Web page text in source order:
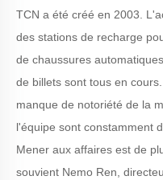
TCN a été créé en 2003.
des stations de recharge
de chaussures
de billets sont tous en
manque de notoriété de la
l'équipe sont constamment
Mener aux affaires est de
souvient Nemo Ren,